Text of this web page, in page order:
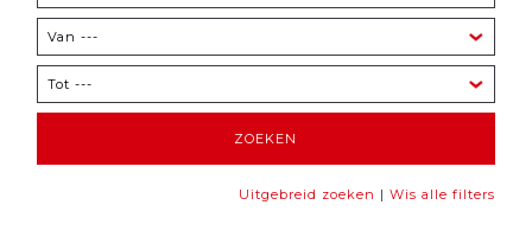
Uitgebreid zoeken | Wis alle filters